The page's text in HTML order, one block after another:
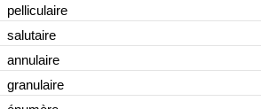
pelliculaire
salutaire
annulaire
granulaire